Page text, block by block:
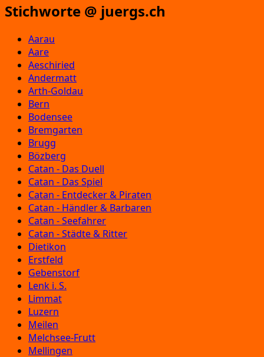
Stichworte @ juergs.ch
Aarau
Aare
Aeschiried
Andermatt
Arth-Goldau
Bern
Bodensee
Bremgarten
Brugg
Bözberg
Catan - Das Duell
Catan - Das Spiel
Catan - Entdecker & Piraten
Catan - Händler & Barbaren
Catan - Seefahrer
Catan - Städte & Ritter
Dietikon
Erstfeld
Gebenstorf
Lenk i. S.
Limmat
Luzern
Meilen
Melchsee-Frutt
Mellingen